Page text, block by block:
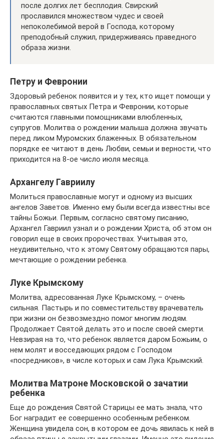
после долгих лет бесплодия. Свирский
прославился множеством чудес и своей
непоколебимой верой в Господа, которому
преподобный служил, придерживаясь праведного
образа жизни.
Петру и Февронии
Здоровый ребенок появится и у тех, кто ищет помощи у
православных святых Петра и Февронии, которые
считаются главными помощниками влюбленных,
супругов. Молитва о рождении малыша должна звучать
перед ликом Муромских блаженных. В обязательном
порядке ее читают в день Любви, семьи и верности, что
приходится на 8-ое число июля месяца.
Архангелу Гавриилу
Молиться православные могут и одному из высших
ангелов Заветов. Именно ему были всегда известны все
тайны Божьи. Первым, согласно святому писанию,
Архангел Гавриил узнал и о рождении Христа, об этом он
говорил еще в своих пророчествах. Учитывая это,
неудивительно, что к этому Святому обращаются пары,
мечтающие о рождении ребенка.
Луке Крымскому
Молитва, адресованная Луке Крымскому, – очень
сильная. Пастырь и по совместительству врачеватель
при жизни он безвозмездно помог многим людям.
Продолжает Святой делать это и после своей смерти.
Невзирая на то, что ребенок является даром Божьим, о
нем молят и восседающих рядом с Господом
«посредников», в числе которых и сам Лука Крымский.
Молитва Матроне Московской о зачатии
ребенка
Еще до рождения Святой Старицы ее мать знала, что
Бог наградит ее совершенно особенным ребенком.
Женщина увидела сон, в котором ее дочь явилась к ней в